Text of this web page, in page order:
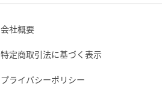
会社概要
特定商取引法に基づく表示
プライバシーポリシー